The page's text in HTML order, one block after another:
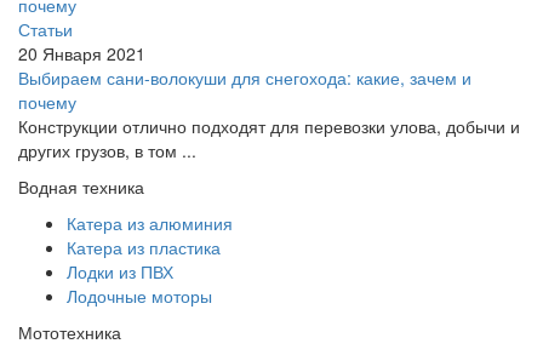
Статьи
20 Января 2021
Выбираем сани-волокуши для снегохода: какие, зачем и
почему
Конструкции отлично подходят для перевозки улова, добычи и
других грузов, в том ...
Водная техника
Катера из алюминия
Катера из пластика
Лодки из ПВХ
Лодочные моторы
Мототехника